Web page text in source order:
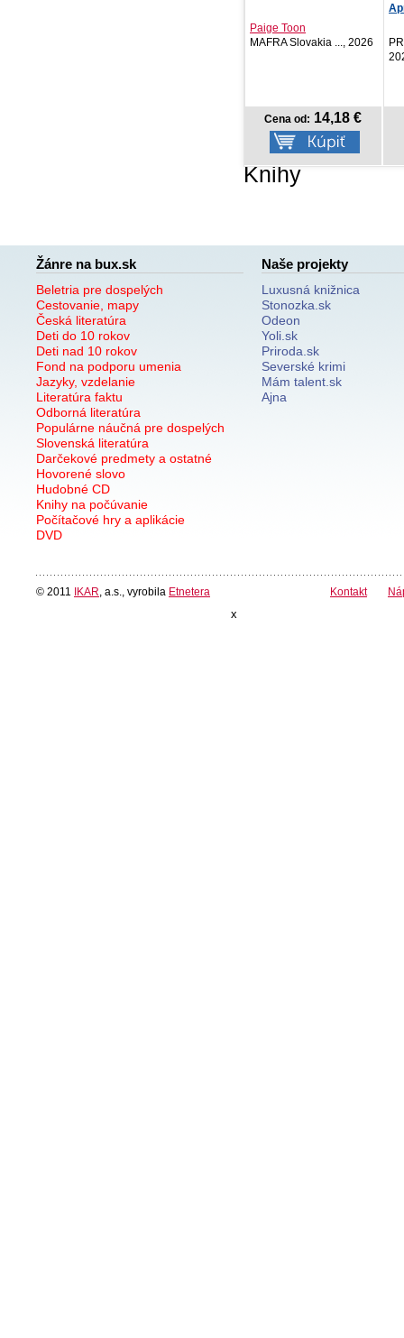
Paige Toon
MAFRA Slovakia ..., 2026
Cena od: 14,18 €
Knihy
Žánre na bux.sk
Beletria pre dospelých
Cestovanie, mapy
Česká literatúra
Deti do 10 rokov
Deti nad 10 rokov
Fond na podporu umenia
Jazyky, vzdelanie
Literatúra faktu
Odborná literatúra
Populárne náučná pre dospelých
Slovenská literatúra
Darčekové predmety a ostatné
Hovorené slovo
Hudobné CD
Knihy na počúvanie
Počítačové hry a aplikácie
DVD
Naše projekty
Luxusná knižnica
Stonozka.sk
Odeon
Yoli.sk
Priroda.sk
Severské krimi
Mám talent.sk
Ajna
© 2011 IKAR , a.s., vyrobila Etnetera Kontakt
x